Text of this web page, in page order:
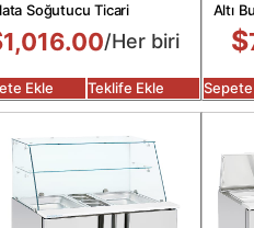
Soğutucu Ticari
1,016.00/Her biri
Ekle Teklife Ekle
Altı
$
Sepete